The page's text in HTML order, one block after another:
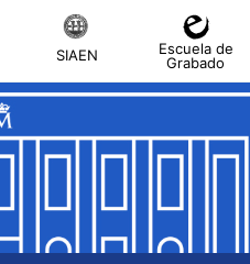
SIAEN
Escuela de
Grabado